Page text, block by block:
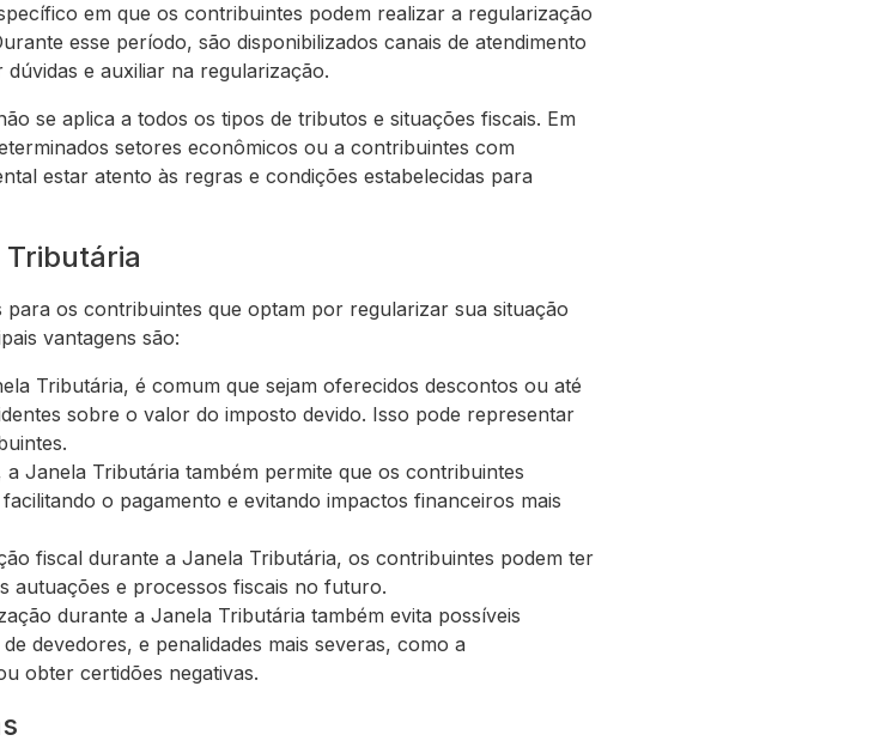
em que os contribuintes podem realizar a regularização
esse período, são disponibilizados canais de atendimento
e auxiliar na regularização.
se aplica a todos os tipos de tributos e situações fiscais. Em
setores econômicos ou a contribuintes com
estar atento às regras e condições estabelecidas para
os contribuintes que optam por regularizar sua situação
vantagens são:
Tributária, é comum que sejam oferecidos descontos ou até
sobre o valor do imposto devido. Isso pode representar
Janela Tributária também permite que os contribuintes
o pagamento e evitando impactos financeiros mais
fiscal durante a Janela Tributária, os contribuintes podem ter
autuações e processos fiscais no futuro.
durante a Janela Tributária também evita possíveis
devedores, e penalidades mais severas, como a
obter certidões negativas.